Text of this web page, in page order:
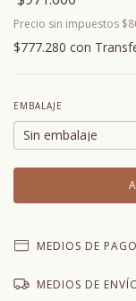
Precio sin impuestos
$777.280 con
EMBALAJE
MEDIOS DE PAGO
MEDIOS DE